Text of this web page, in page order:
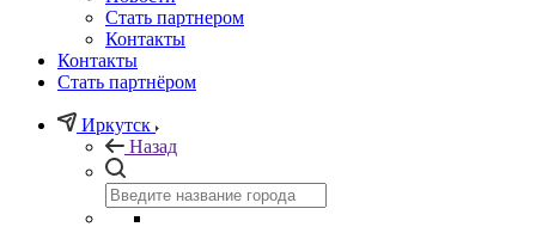
Стать партнером
Контакты
Контакты
Стать партнёром
Иркутск
Назад